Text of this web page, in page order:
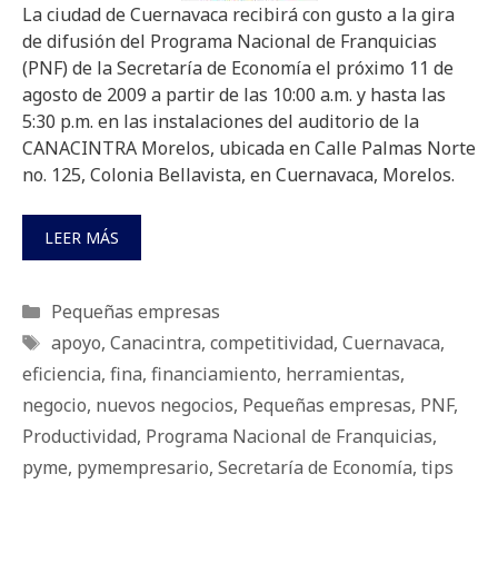
La ciudad de Cuernavaca recibirá con gusto a la gira
de difusión del Programa Nacional de Franquicias
(PNF) de la Secretaría de Economía el próximo 11 de
agosto de 2009 a partir de las 10:00 a.m. y hasta las
5:30 p.m. en las instalaciones del auditorio de la
CANACINTRA Morelos, ubicada en Calle Palmas Norte
no. 125, Colonia Bellavista, en Cuernavaca, Morelos.
LEER MÁS
Categorías
Pequeñas empresas
Etiquetas
apoyo, Canacintra, competitividad, Cuernavaca,
eficiencia, fina, financiamiento, herramientas,
negocio, nuevos negocios, Pequeñas empresas, PNF,
Productividad, Programa Nacional de Franquicias,
pyme, pymempresario, Secretaría de Economía, tips